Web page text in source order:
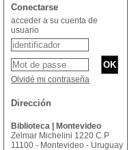
Conectarse
acceder a su cuenta de
usuario
Olvidé mi contraseña
Dirección
Biblioteca | Montevideo
Zelmar Michelini 1220 C.P
11100 - Montevideo - Uruguay